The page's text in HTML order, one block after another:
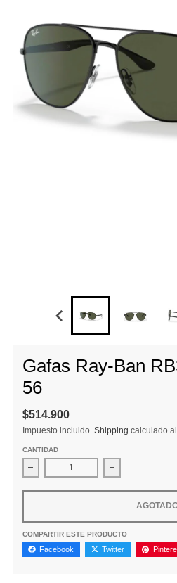
Gafas Ray-Ban
56
$514.900
Impuesto incluido. Shipping calculado
CANTIDAD
Disminuir cantidad para Gafas
Aumentar la
COMPARTIR ESTE PRODUCTO
Facebook Twitter